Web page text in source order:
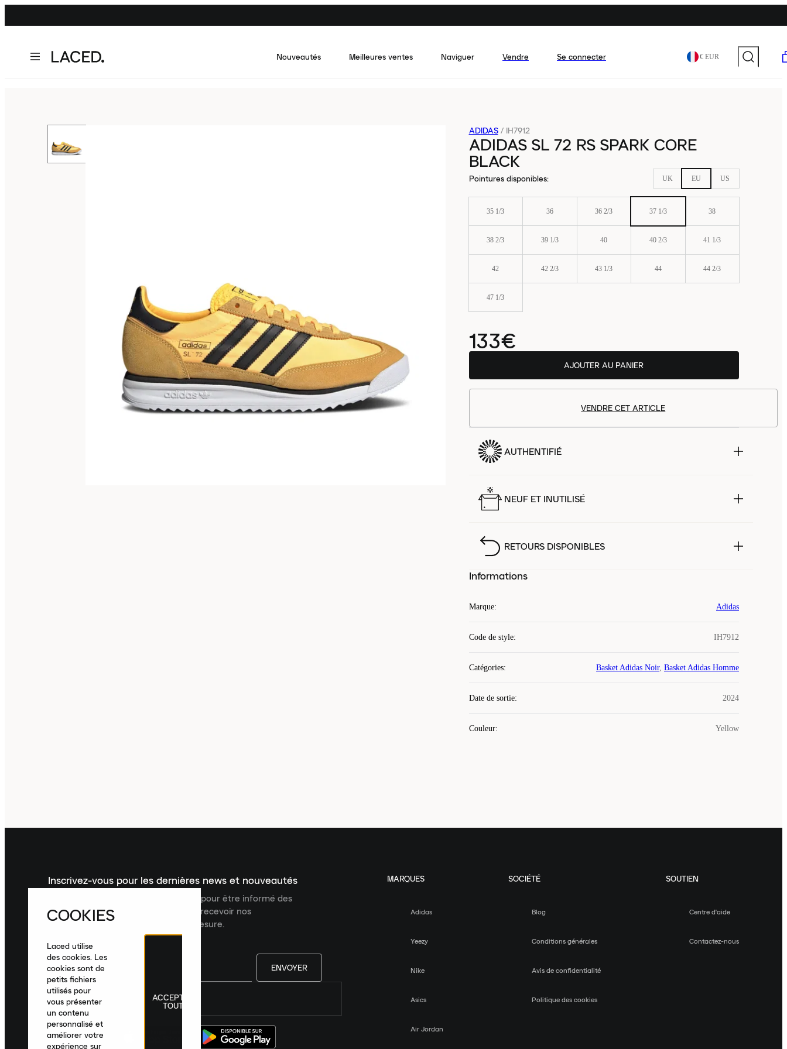
Nouveautés Meilleures ventes Naviguer Vendre Se connecter € EUR
ADIDAS / IH7912
ADIDAS SL 72 RS SPARK CORE
BLACK
Pointures disponibles: UK EU US
35 1/3 36 36 2/3 37 1/3 38
38 2/3 39 1/3 40 40 2/3 41 1/3
42 42 2/3 43 1/3 44 44 2/3
47 1/3
133€
AJOUTER AU PANIER
VENDRE CET ARTICLE
AUTHENTIFIÉ
NEUF ET INUTILISÉ
RETOURS DISPONIBLES
Informations
Marque: Adidas
Code de style: IH7912
Catégories: Basket Adidas Noir, Basket Adidas Homme
Date de sortie: 2024
Couleur: Yellow
Inscrivez-vous pour les dernières news et nouveautés
Inscrivez-vous à la newsletter Laced pour être informé des
dernières nouveautés, collections et recevoir nos
recommandations de produits sur mesure.
ENVOYER
France|Français
MARQUES
Adidas
Yeezy
Nike
Asics
Air Jordan
SOCIÉTÉ
Blog
Conditions générales
Avis de confidentialité
Politique des cookies
SOUTIEN
Centre d'aide
Contactez-nous
COOKIES
Laced utilise
des cookies. Les
cookies sont de
petits fichiers
utilisés pour
vous présenter
un contenu
personnalisé et
améliorer votre
expérience sur
ACCEPTER
TOUT